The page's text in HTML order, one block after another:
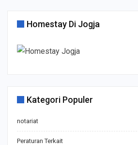
Homestay Di Jogja
Kategori Populer
notariat
Peraturan Terkait